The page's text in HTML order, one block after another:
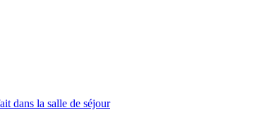
dans la salle de séjour